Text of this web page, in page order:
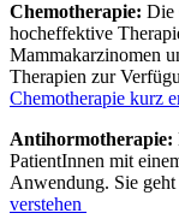
Chemotherapie: Die
hocheffektive
Mammakarzinomen
Therapien zur
Chemotherapie kurz
Antihormotherapie:
PatientInnen mit
Anwendung. Sie geht
verstehen